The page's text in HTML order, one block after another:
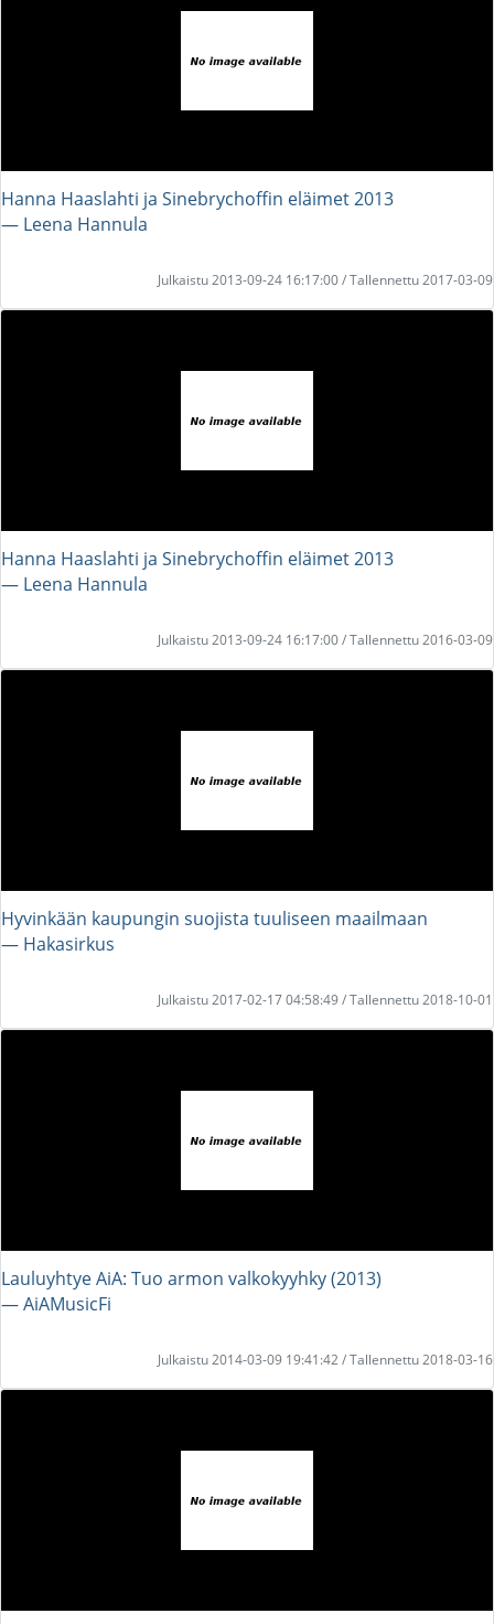
Hanna Haaslahti ja Sinebrychoffin eläimet 2013
― Leena Hannula
Julkaistu 2013-09-24 16:17:00 / Tallennettu 2017-03-09
Hanna Haaslahti ja Sinebrychoffin eläimet 2013
― Leena Hannula
Julkaistu 2013-09-24 16:17:00 / Tallennettu 2016-03-09
Hyvinkään kaupungin suojista tuuliseen maailmaan
― Hakasirkus
Julkaistu 2017-02-17 04:58:49 / Tallennettu 2018-10-01
Lauluyhtye AiA: Tuo armon valkokyyhky (2013)
― AiAMusicFi
Julkaistu 2014-03-09 19:41:42 / Tallennettu 2018-03-16